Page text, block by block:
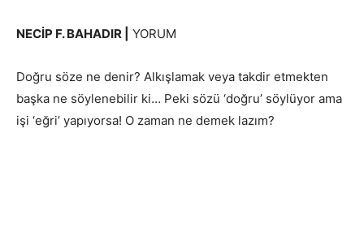
NECİP F. BAHADIR | YORUM
Doğru söze ne denir? Alkışlamak veya takdir etmekten
başka ne söylenebilir ki… Peki sözü ‘doğru’ söylüyor ama
işi ‘eğri’ yapıyorsa! O zaman ne demek lazım?